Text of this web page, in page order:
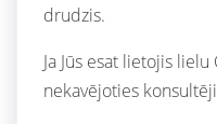
drudzis.
Ja Jūs esat lietojis
nekavējoties